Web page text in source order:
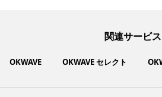
関連サービス
OKWAVE OKWAVE セレクト